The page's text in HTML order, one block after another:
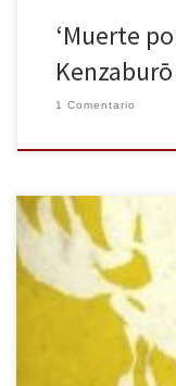
‘Muerte
Kenzaburō
1 Comentario
«A mis mejores
persona es la muerte
Dale Warren, 8 de
he visto nunca
selectos editados